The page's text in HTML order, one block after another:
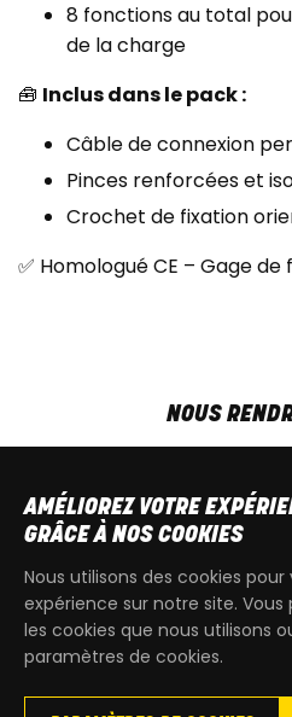
8 fonctions au total
de la charge
🧰 Inclus dans le pack :
Câble de connexion
Pinces renforcées et
Crochet de fixation
✅ Homologué CE – Gage
NOUS
SAM9h00
T+32 64
AMÉLIOREZ VOTRE
GRÂCE À NOS COOKIES
Nous utilisons des cookies
expérience sur notre site. Vous
les cookies que nous utilisons
paramètres de cookies.